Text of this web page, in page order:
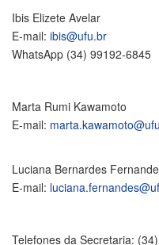
Ibis Elizete Avelar
E-mail: ibis@ufu.br
WhatsApp (34) 99192-6845
Marta Rumi Kawamoto
E-mail:
Luciana Bernardes
E-mail:
Telefones da Secretaria: